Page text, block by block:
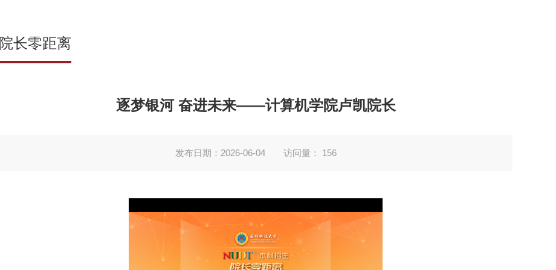
院长零距离
逐梦银河 奋进未来——计算机学院卢凯院长
发布日期：2026-06-04 访问量： 156